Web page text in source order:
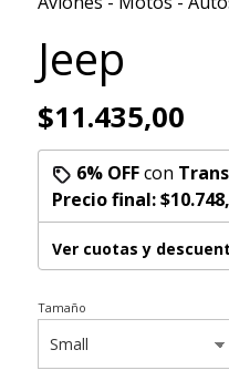
Jeep
$11.435,00
6% OFFcon
Precio final:
Ver cuotas y
Tamaño